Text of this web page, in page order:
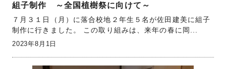
組子制作 ～全国植樹祭に向けて～
７月３１日（月）に落合校地２年生５名が佐田建美に組子
制作に行きました。 この取り組みは、来年の春に岡...
2023年8月1日